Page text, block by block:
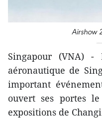
Airshow
Singapour (VNA)
aéronautique de
important
ouvert ses portes​
expositions de